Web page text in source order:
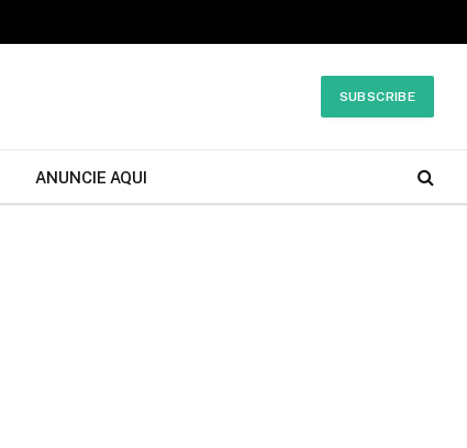
SUBSCRIBE
ANUNCIE AQUI